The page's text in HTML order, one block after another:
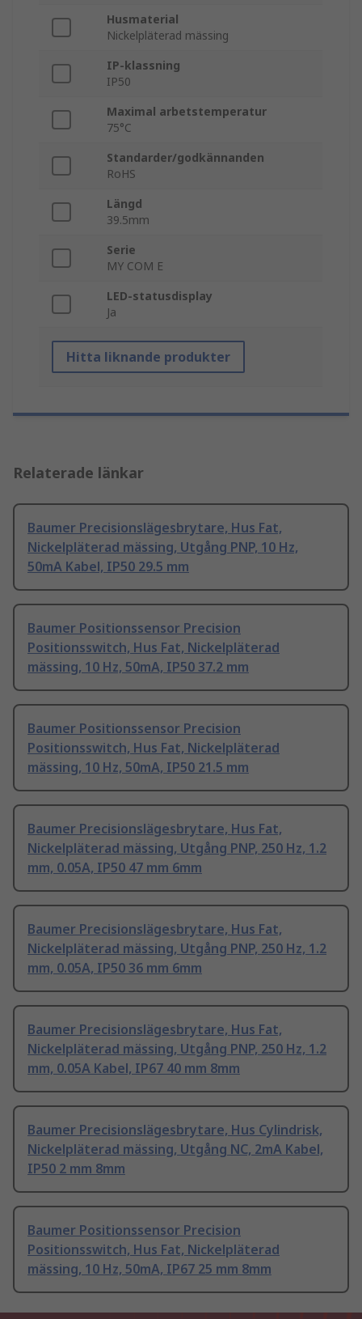
Husmaterial
Nickelpläterad mässing
IP-klassning
IP50
Maximal arbetstemperatur
75°C
Standarder/godkännanden
RoHS
Längd
39.5mm
Serie
MY COM E
LED-statusdisplay
Ja
Hitta liknande produkter
Relaterade länkar
Baumer Precisionslägesbrytare, Hus Fat,
Nickelpläterad mässing, Utgång PNP, 10 Hz,
50mA Kabel, IP50 29.5 mm
Baumer Positionssensor Precision
Positionsswitch, Hus Fat, Nickelpläterad
mässing, 10 Hz, 50mA, IP50 37.2 mm
Baumer Positionssensor Precision
Positionsswitch, Hus Fat, Nickelpläterad
mässing, 10 Hz, 50mA, IP50 21.5 mm
Baumer Precisionslägesbrytare, Hus Fat,
Nickelpläterad mässing, Utgång PNP, 250 Hz, 1.2
mm, 0.05A, IP50 47 mm 6mm
Baumer Precisionslägesbrytare, Hus Fat,
Nickelpläterad mässing, Utgång PNP, 250 Hz, 1.2
mm, 0.05A, IP50 36 mm 6mm
Baumer Precisionslägesbrytare, Hus Fat,
Nickelpläterad mässing, Utgång PNP, 250 Hz, 1.2
mm, 0.05A Kabel, IP67 40 mm 8mm
Baumer Precisionslägesbrytare, Hus Cylindrisk,
Nickelpläterad mässing, Utgång NC, 2mA Kabel,
IP50 2 mm 8mm
Baumer Positionssensor Precision
Positionsswitch, Hus Fat, Nickelpläterad
mässing, 10 Hz, 50mA, IP67 25 mm 8mm